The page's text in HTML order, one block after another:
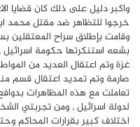
واكبر دليل على ذلك كان قضايا
خرجوا للتظاهر ضد مقتل محمد
وقامت بإطلاق سراح المعتقلين
بشعه استنكرتها حكومة
غزة وتم اعتقال العديد من
صارمة وتم تمديد اعتقال قسم
تعاملت مع هذه المظاهرات
لدولة اسرائيل , ومن تجربتي
اختلاف كبير بقرارات المحاكم